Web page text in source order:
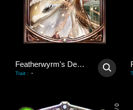
Featherwyrm's Descent
Trait : -
0
/